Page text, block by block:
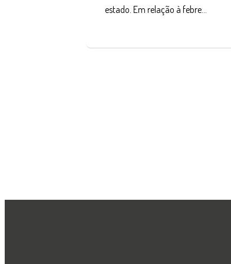
estado. Em relação à febre…